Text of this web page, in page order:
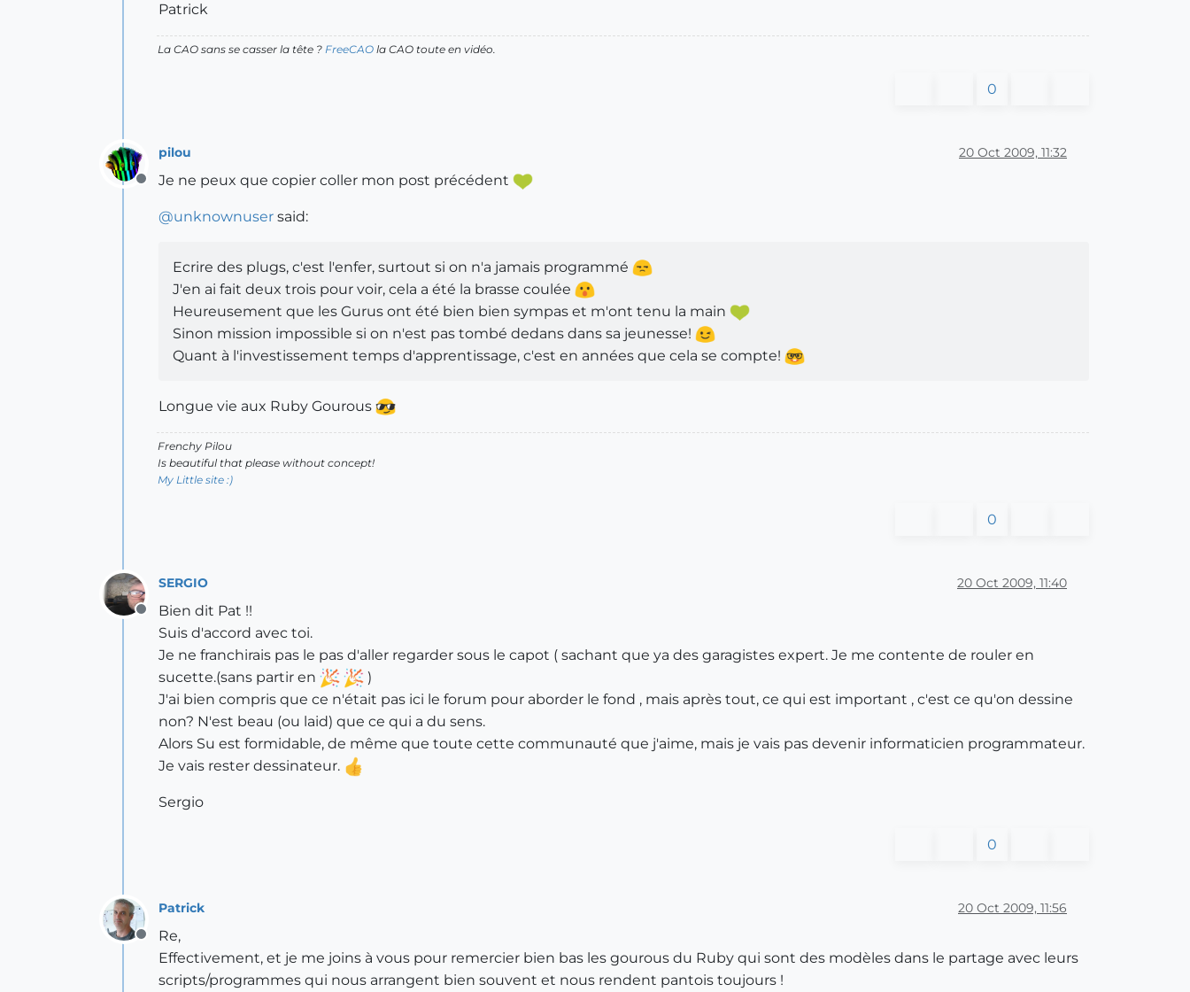
Patrick
La CAO sans se casser la tête ? FreeCAO la CAO toute en vidéo.
0
Offline
pilou 20 Oct 2009, 11:32
Je ne peux que copier coller mon post précédent
@unknownuser said:
Ecrire des plugs, c'est l'enfer, surtout si on n'a jamais programmé
J'en ai fait deux trois pour voir, cela a été la brasse coulée
Heureusement que les Gurus ont été bien bien sympas et m'ont tenu la main
Sinon mission impossible si on n'est pas tombé dedans dans sa jeunesse!
Quant à l'investissement temps d'apprentissage, c'est en années que cela se compte!
Longue vie aux Ruby Gourous
Frenchy Pilou
Is beautiful that please without concept!
My Little site :)
0
Offline
SERGIO 20 Oct 2009, 11:40
Bien dit Pat !!
Suis d'accord avec toi.
Je ne franchirais pas le pas d'aller regarder sous le capot ( sachant que ya des garagistes expert. Je me contente de rouler en
sucette.(sans partir en
)
J'ai bien compris que ce n'était pas ici le forum pour aborder le fond , mais après tout, ce qui est important , c'est ce qu'on dessine
non? N'est beau (ou laid) que ce qui a du sens.
Alors Su est formidable, de même que toute cette communauté que j'aime, mais je vais pas devenir informaticien programmateur.
Je vais rester dessinateur.
Sergio
0
Offline
Patrick 20 Oct 2009, 11:56
Re,
Effectivement, et je me joins à vous pour remercier bien bas les gourous du Ruby qui sont des modèles dans le partage avec leurs
scripts/programmes qui nous arrangent bien souvent et nous rendent pantois toujours !